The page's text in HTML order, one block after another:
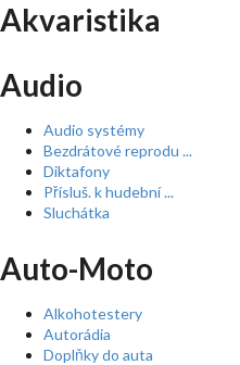
Akvaristika
Audio
Audio systémy
Bezdrátové reprodu ...
Diktafony
Přísluš. k hudební ...
Sluchátka
Auto-Moto
Alkohotestery
Autorádia
Doplňky do auta